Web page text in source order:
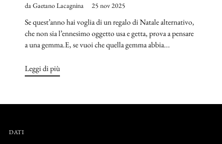
da Gaetano Lacagnina 25 nov 2025
Se quest’anno hai voglia di un regalo di Natale alternativo,
che non sia l’ennesimo oggetto usa e getta, prova a pensare
a una gemma.E, se vuoi che quella gemma abbia...
Leggi di più
DATI